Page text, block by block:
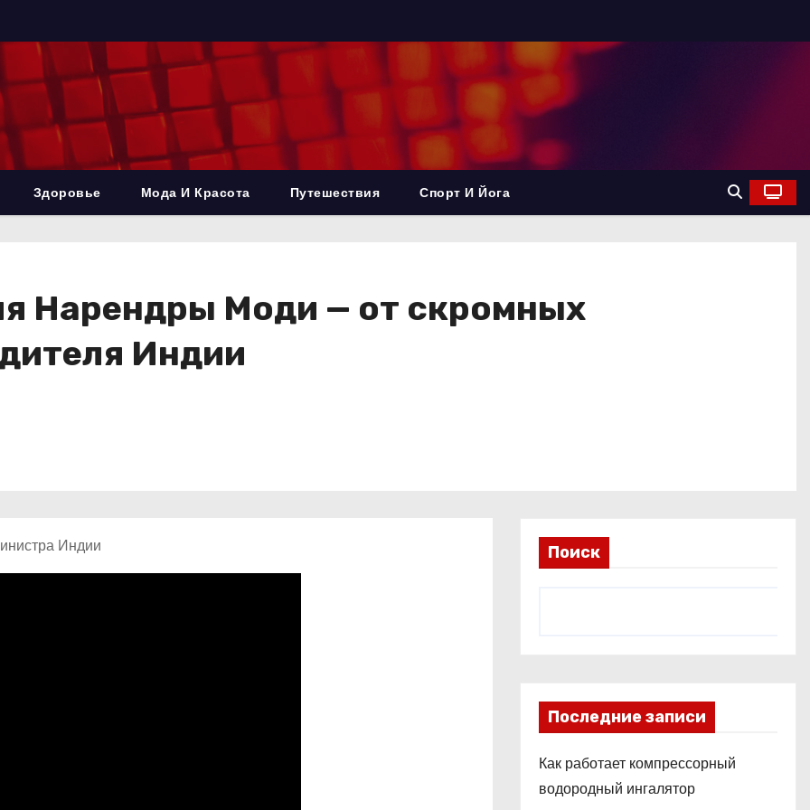
Здоровье Мода И Красота Путешествия Спорт И Йога
Нарендры Моди — от скромных
Индии
Поиск
Последние записи
Как работает компрессорный
водородный ингалятор